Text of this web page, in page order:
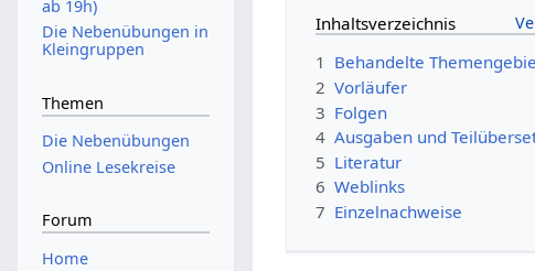
Inhaltsverzeichnis
1 Behandelte
2 Vorläufer
3 Folgen
4 Ausgaben und
5 Literatur
6 Weblinks
7 Einzelnachweise
ab 19h)
Die Nebenübungen in
Kleingruppen
Themen
Die Nebenübungen
Online Lesekreise
Forum
Home